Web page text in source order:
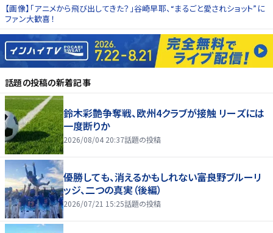
【画像】「アニメから飛び出してきた？」谷崎早耶、“まるごと愛されショット”に
ファン大歓喜！
話題の投稿の新着記事
鈴木彩艶争奪戦、欧州4クラブが接触 リーズには
一度断りか
2026/08/04 20:37話題の投稿
優勝しても、消えるかもしれない――富良野ブルーリ
ッジ、二つの真実（後編）
2026/07/21 15:25話題の投稿